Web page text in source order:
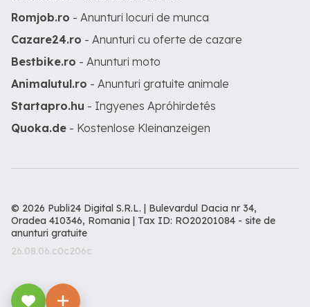
Romjob.ro - Anunturi locuri de munca
Cazare24.ro - Anunturi cu oferte de cazare
Bestbike.ro - Anunturi moto
Animalutul.ro - Anunturi gratuite animale
Startapro.hu - Ingyenes Apróhirdetés
Quoka.de - Kostenlose Kleinanzeigen
© 2026 Publi24 Digital S.R.L. | Bulevardul Dacia nr 34,
Oradea 410346, Romania | Tax ID: RO20201084 - site de
anunturi gratuite
26.08.06.c0c206c